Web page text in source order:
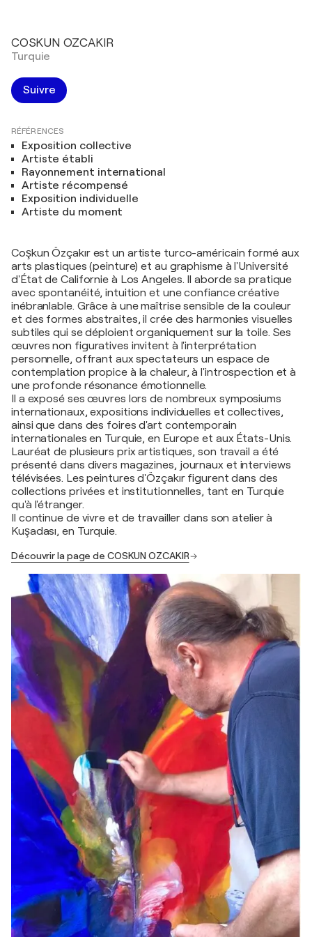
COSKUN OZCAKIR
Turquie
Suivre
RÉFÉRENCES
Exposition collective
Artiste établi
Rayonnement international
Artiste récompensé
Exposition individuelle
Artiste du moment
Coşkun Özçakır est un artiste turco-américain formé aux
arts plastiques (peinture) et au graphisme à l'Université
d'État de Californie à Los Angeles. Il aborde sa pratique
avec spontanéité, intuition et une confiance créative
inébranlable. Grâce à une maîtrise sensible de la couleur
et des formes abstraites, il crée des harmonies visuelles
subtiles qui se déploient organiquement sur la toile. Ses
œuvres non figuratives invitent à l'interprétation
personnelle, offrant aux spectateurs un espace de
contemplation propice à la chaleur, à l'introspection et à
une profonde résonance émotionnelle.
Il a exposé ses œuvres lors de nombreux symposiums
internationaux, expositions individuelles et collectives,
ainsi que dans des foires d'art contemporain
internationales en Turquie, en Europe et aux États-Unis.
Lauréat de plusieurs prix artistiques, son travail a été
présenté dans divers magazines, journaux et interviews
télévisées. Les peintures d'Özçakır figurent dans des
collections privées et institutionnelles, tant en Turquie
qu'à l'étranger.
Il continue de vivre et de travailler dans son atelier à
Kuşadası, en Turquie.
Découvrir la page de COSKUN OZCAKIR